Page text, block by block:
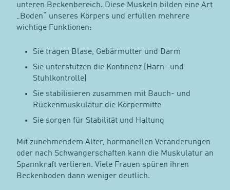
unteren Beckenbereich. Diese Muskeln bilden eine Art
„Boden“ unseres Körpers und erfüllen mehrere
wichtige Funktionen:
Sie tragen Blase, Gebärmutter und Darm
Sie unterstützen die Kontinenz (Harn- und
Stuhlkontrolle)
Sie stabilisieren zusammen mit Bauch- und
Rückenmuskulatur die Körpermitte
Sie sorgen für Stabilität und Haltung
Mit zunehmendem Alter, hormonellen Veränderungen
oder nach Schwangerschaften kann die Muskulatur an
Spannkraft verlieren. Viele Frauen spüren ihren
Beckenboden dann weniger deutlich.